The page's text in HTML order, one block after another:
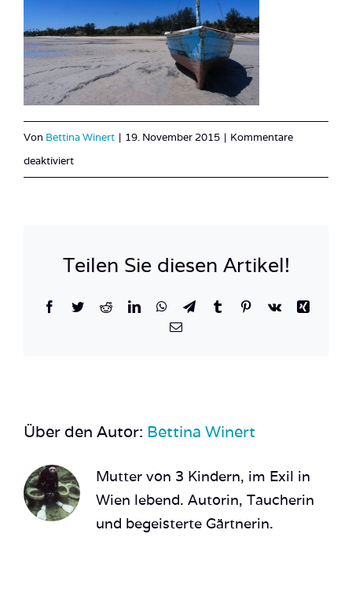
Von Bettina Winert | 19. November 2015 | Kommentare
deaktiviertfür
Teilen Sie diesen Artikel!
Facebook
TwitterRedditLinkedInWhatsApp
TelegramTumblrPinterest
Vk
Xing
E-
Über den Autor: Bettina Winert
Mutter von 3 Kindern, im Exil in
Wien lebend. Autorin, Taucherin
und begeisterte Gärtnerin.